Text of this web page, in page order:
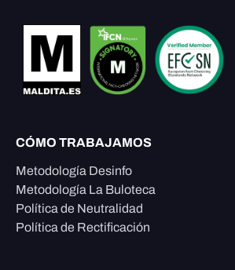
CÓMO TRABAJAMOS
Metodología Desinfo
Metodología La Buloteca
Política de Neutralidad
Política de Rectificación